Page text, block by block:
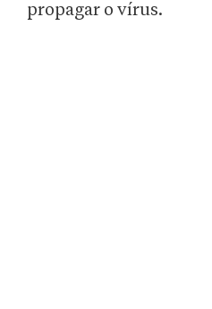
propagar o vírus.